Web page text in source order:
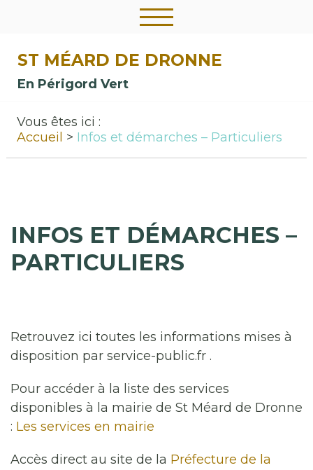
ST MÉARD DE DRONNE
En Périgord Vert
Vous êtes ici :
Accueil
Infos et démarches – Particuliers
INFOS ET DÉMARCHES –
PARTICULIERS
Retrouvez ici toutes les informations mises à
disposition par service-public.fr .
Pour accéder à la liste des services
disponibles à la mairie de St Méard de Dronne
: Les services en mairie
Accès direct au site de la Préfecture de la